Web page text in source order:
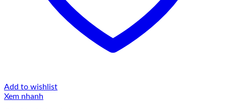
Add to wishlist
Xem nhanh